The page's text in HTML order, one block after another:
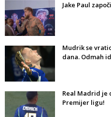
Jake Paul
Mudrik se
dana. Odmah
Real Madrid je
Premijer ligu!